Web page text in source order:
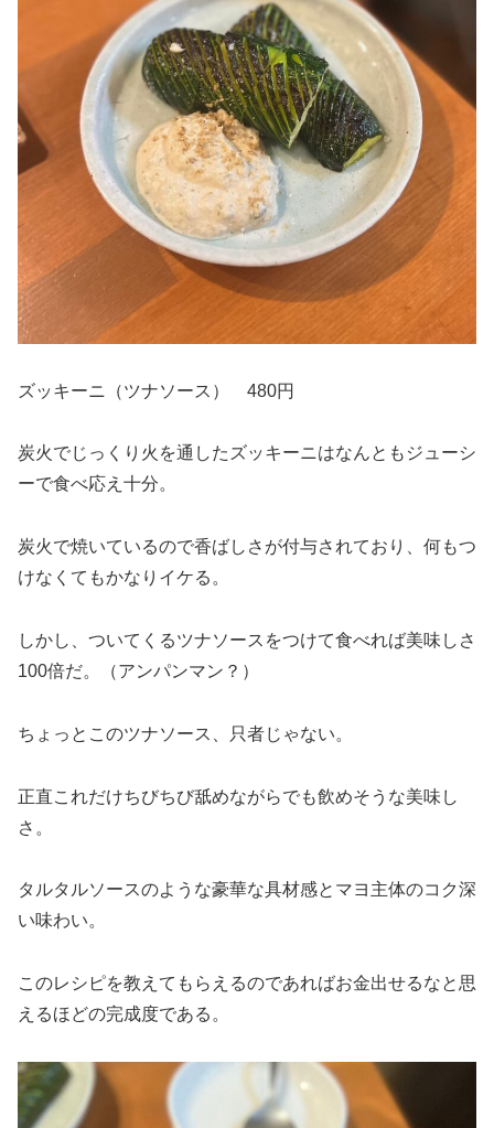
ズッキーニ（ツナソース） 480円
炭火でじっくり火を通したズッキーニはなんともジューシ
ーで食べ応え十分。
炭火で焼いているので香ばしさが付与されており、何もつ
けなくてもかなりイケる。
しかし、ついてくるツナソースをつけて食べれば美味しさ
100倍だ。（アンパンマン？）
ちょっとこのツナソース、只者じゃない。
正直これだけちびちび舐めながらでも飲めそうな美味し
さ。
タルタルソースのような豪華な具材感とマヨ主体のコク深
い味わい。
このレシピを教えてもらえるのであればお金出せるなと思
えるほどの完成度である。